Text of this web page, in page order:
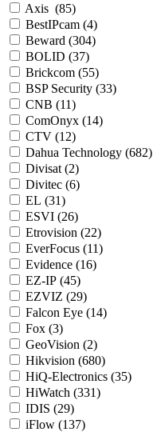
Axis (85)
BestIPcam (4)
Beward (304)
BOLID (37)
Brickcom (55)
BSP Security (33)
CNB (11)
ComOnyx (14)
CTV (12)
Dahua Technology (682)
Divisat (2)
Divitec (6)
EL (31)
ESVI (26)
Etrovision (22)
EverFocus (11)
Evidence (16)
EZ-IP (45)
EZVIZ (29)
Falcon Eye (14)
Fox (3)
GeoVision (2)
Hikvision (680)
HiQ-Electronics (35)
HiWatch (331)
IDIS (29)
iFlow (137)